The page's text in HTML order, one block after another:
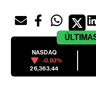
NASDAQ
-0.83%
26,363.44